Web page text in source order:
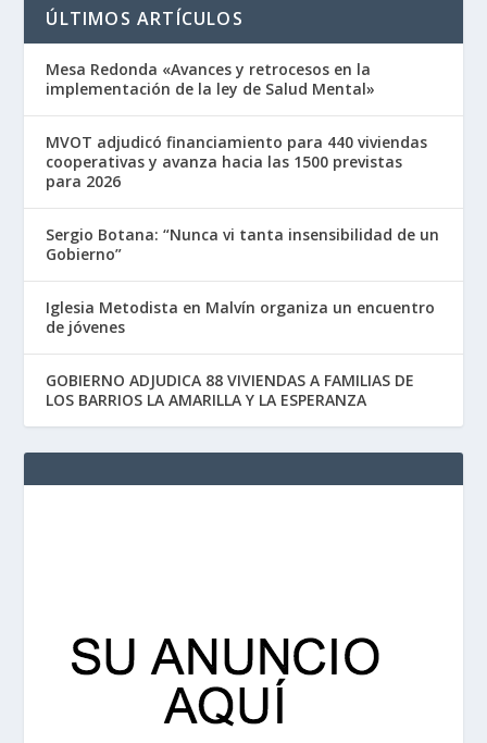
ÚLTIMOS ARTÍCULOS
Mesa Redonda «Avances y retrocesos en la
implementación de la ley de Salud Mental»
MVOT adjudicó financiamiento para 440 viviendas
cooperativas y avanza hacia las 1500 previstas
para 2026
Sergio Botana: “Nunca vi tanta insensibilidad de un
Gobierno”
Iglesia Metodista en Malvín organiza un encuentro
de jóvenes
GOBIERNO ADJUDICA 88 VIVIENDAS A FAMILIAS DE
LOS BARRIOS LA AMARILLA Y LA ESPERANZA